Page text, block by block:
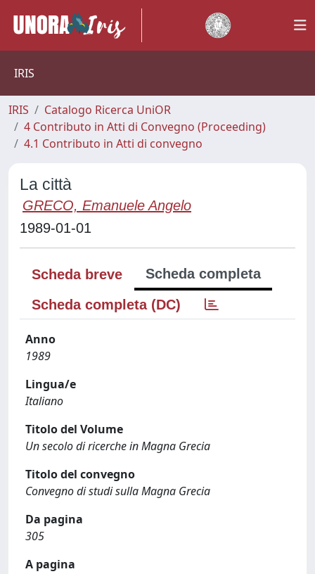
IRIS
IRIS
Catalogo Ricerca UniOR
4 Contributo in Atti di Convegno (Proceeding)
4.1 Contributo in Atti di convegno
La città
GRECO, Emanuele Angelo
1989-01-01
Scheda breve
Scheda completa
Scheda completa (DC)
Anno
1989
Lingua/e
Italiano
Titolo del Volume
Un secolo di ricerche in Magna Grecia
Titolo del convegno
Convegno di studi sulla Magna Grecia
Da pagina
305
A pagina